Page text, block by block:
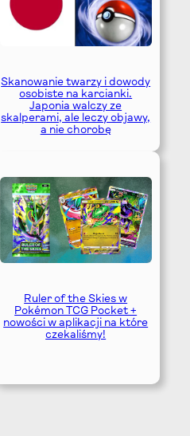
Skanowanie twarzy i dowody
osobiste na karcianki.
Japonia walczy ze
skalperami, ale leczy objawy,
a nie chorobę
Ruler of the Skies w
Pokémon TCG Pocket +
nowości w aplikacji na które
czekaliśmy!